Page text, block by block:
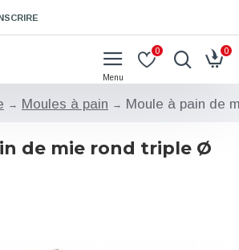
0 0
Moules à pain Moule à pain de
de mie rond triple Ø